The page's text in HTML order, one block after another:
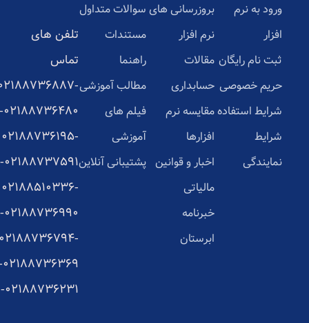
ورود به نرم
افزار
ثبت نام رایگان
حریم خصوصی
شرایط استفاده
شرایط
نمایندگی
بروزرسانی های
نرم افزار
مقالات
حسابداری
مقایسه نرم
افزارها
اخبار و قوانین
مالیاتی
خبرنامه
ابرستان
سوالات متداول
مستندات
راهنما
مطالب آموزشی
فیلم های
آموزشی
پشتیبانی آنلاین
تلفن های
تماس
02188736887-
02188736480-
02188736195-
02188737591-
02188510336-
02188736990-
02188736794-
02188736369-
02188736231-